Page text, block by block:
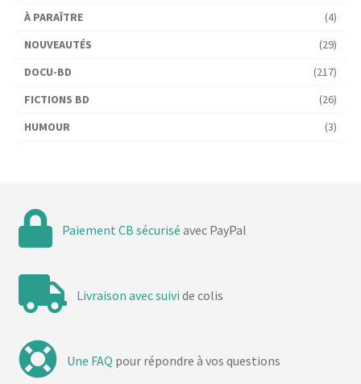
À PARAÎTRE
(4)
NOUVEAUTÉS
(29)
DOCU-BD
(217)
FICTIONS BD
(26)
HUMOUR
(3)
Paiement CB sécurisé avec PayPal
Livraison avec suivi de colis
Une FAQ pour répondre à vos questions